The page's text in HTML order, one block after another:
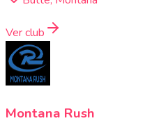
Ver club
Montana Rush